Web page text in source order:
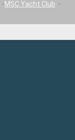
MSC Yacht Club